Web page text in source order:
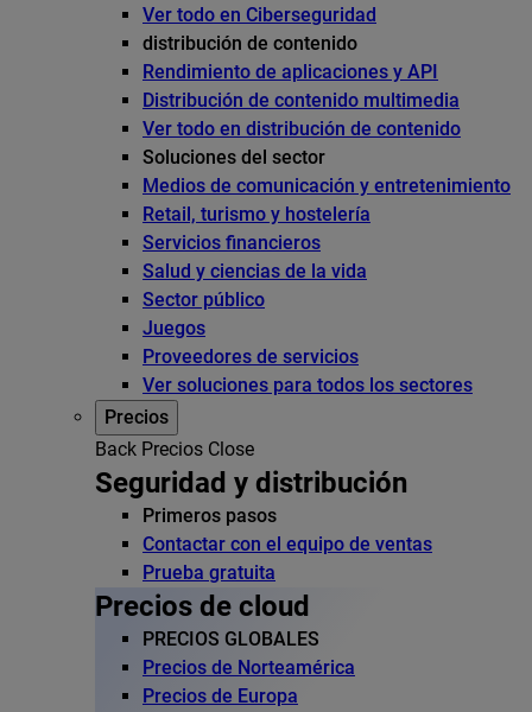
Ver todo en Ciberseguridad
distribución de contenido
Rendimiento de aplicaciones y API
Distribución de contenido multimedia
Ver todo en distribución de contenido
Soluciones del sector
Medios de comunicación y entretenimiento
Retail, turismo y hostelería
Servicios financieros
Salud y ciencias de la vida
Sector público
Juegos
Proveedores de servicios
Ver soluciones para todos los sectores
Precios
Back Precios Close
Seguridad y distribución
Primeros pasos
Contactar con el equipo de ventas
Prueba gratuita
Precios de cloud
PRECIOS GLOBALES
Precios de Norteamérica
Precios de Europa